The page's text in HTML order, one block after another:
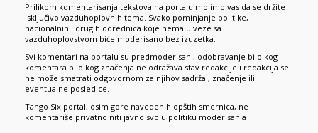
Prilikom komentarisanja tekstova na portalu molimo vas da se držite
isključivo vazduhoplovnih tema. Svako pominjanje politike,
nacionalnih i drugih odrednica koje nemaju veze sa
vazduhoplovstvom biće moderisano bez izuzetka.
Svi komentari na portalu su predmoderisani, odobravanje bilo kog
komentara bilo kog značenja ne odražava stav redakcije i redakcija se
ne može smatrati odgovornom za njihov sadržaj, značenje ili
eventualne posledice.
Tango Six portal, osim gore navedenih opštih smernica, ne
komentariše privatno niti javno svoju politiku moderisanja